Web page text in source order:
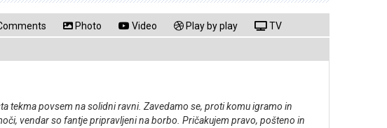
Photo Video Play by play TV
tekma povsem na solidni ravni. Zavedamo se, proti komu igramo in
vendar so fantje pripravljeni na borbo. Pričakujem pravo, pošteno in